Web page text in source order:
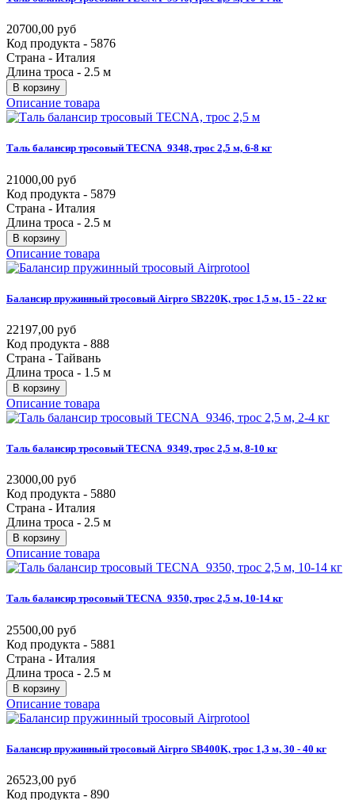
20700,00 руб
Код продукта - 5876
Страна - Италия
Длина троса - 2.5 м
В корзину
Описание товара
Таль балансир тросовый TECNA_9348, трос 2,5 м, 6-8 кг
21000,00 руб
Код продукта - 5879
Страна - Италия
Длина троса - 2.5 м
В корзину
Описание товара
Балансир пружинный тросовый Airpro SB220K, трос 1,5 м, 15 - 22 кг
22197,00 руб
Код продукта - 888
Страна - Тайвань
Длина троса - 1.5 м
В корзину
Описание товара
Таль балансир тросовый TECNA_9349, трос 2,5 м, 8-10 кг
23000,00 руб
Код продукта - 5880
Страна - Италия
Длина троса - 2.5 м
В корзину
Описание товара
Таль балансир тросовый TECNA_9350, трос 2,5 м, 10-14 кг
25500,00 руб
Код продукта - 5881
Страна - Италия
Длина троса - 2.5 м
В корзину
Описание товара
Балансир пружинный тросовый Airpro SB400K, трос 1,3 м, 30 - 40 кг
26523,00 руб
Код продукта - 890